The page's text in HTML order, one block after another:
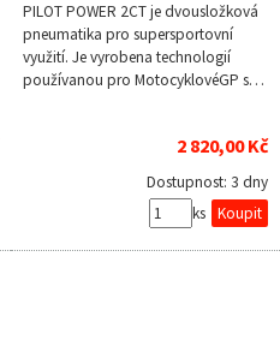
PILOT POWER 2CT je dvousložková
pneumatika pro supersportovní
využití. Je vyrobena technologií
používanou pro MotocyklovéGP s…
2 820,00 Kč
Dostupnost: 3 dny
ks